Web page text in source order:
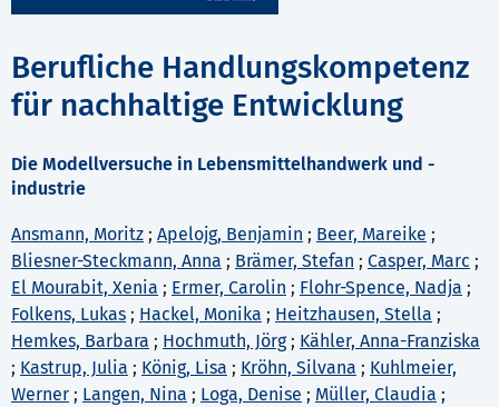
Berufliche Handlungskompetenz
für nachhaltige Entwicklung
Die Modellversuche in Lebensmittelhandwerk und -
industrie
Ansmann, Moritz ; Apelojg, Benjamin ; Beer, Mareike ;
Bliesner-Steckmann, Anna ; Brämer, Stefan ; Casper, Marc ;
El Mourabit, Xenia ; Ermer, Carolin ; Flohr-Spence, Nadja ;
Folkens, Lukas ; Hackel, Monika ; Heitzhausen, Stella ;
Hemkes, Barbara ; Hochmuth, Jörg; Kähler, Anna-Franziska
; Kastrup, Julia ; König, Lisa ; Kröhn, Silvana ; Kuhlmeier,
Werner ; Langen, Nina ; Loga, Denise ; Müller, Claudia ;